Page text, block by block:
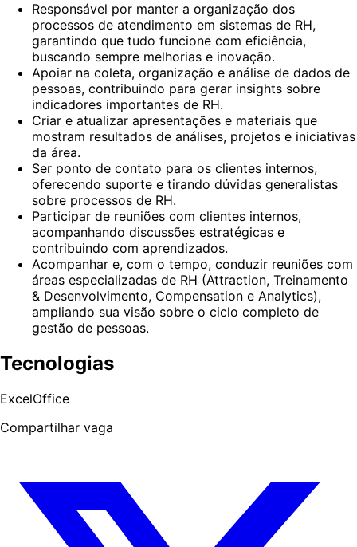
Responsável por manter a organização dos
processos de atendimento em sistemas de RH,
garantindo que tudo funcione com eficiência,
buscando sempre melhorias e inovação.
Apoiar na coleta, organização e análise de dados de
pessoas, contribuindo para gerar insights sobre
indicadores importantes de RH.
Criar e atualizar apresentações e materiais que
mostram resultados de análises, projetos e iniciativas
da área.
Ser ponto de contato para os clientes internos,
oferecendo suporte e tirando dúvidas generalistas
sobre processos de RH.
Participar de reuniões com clientes internos,
acompanhando discussões estratégicas e
contribuindo com aprendizados.
Acompanhar e, com o tempo, conduzir reuniões com
áreas especializadas de RH (Attraction, Treinamento
& Desenvolvimento, Compensation e Analytics),
ampliando sua visão sobre o ciclo completo de
gestão de pessoas.
Tecnologias
ExcelOffice
Compartilhar vaga